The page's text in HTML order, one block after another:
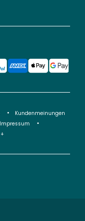
Kundenmeinungen
Impressum